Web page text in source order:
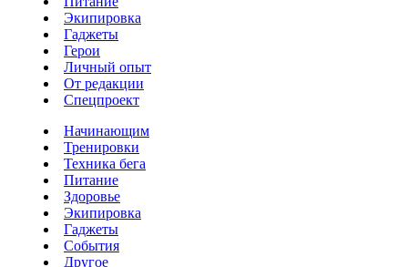
Экипировка
Гаджеты
Герои
Личный опыт
От редакции
Спецпроект
Начинающим
Тренировки
Техника бега
Питание
Здоровье
Экипировка
Гаджеты
События
Другое